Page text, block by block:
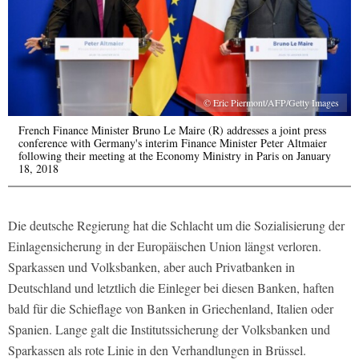
© Eric Piermont/AFP/Getty Images
French Finance Minister Bruno Le Maire (R) addresses a joint press
conference with Germany's interim Finance Minister Peter Altmaier
following their meeting at the Economy Ministry in Paris on January
18, 2018
Die deutsche Regierung hat die Schlacht um die Sozialisierung der
Einlagensicherung in der Europäischen Union längst verloren.
Sparkassen und Volksbanken, aber auch Privatbanken in
Deutschland und letztlich die Einleger bei diesen Banken, haften
bald für die Schieflage von Banken in Griechenland, Italien oder
Spanien. Lange galt die Institutssicherung der Volksbanken und
Sparkassen als rote Linie in den Verhandlungen in Brüssel.